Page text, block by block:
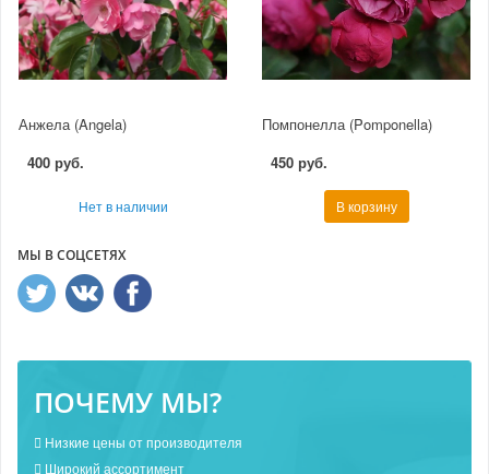
Анжела (Angela)
400 руб.
Нет в наличии
Помпонелла (Pomponella)
450 руб.
В корзину
МЫ В СОЦСЕТЯХ
ПОЧЕМУ МЫ?
Низкие цены от производителя
Широкий ассортимент